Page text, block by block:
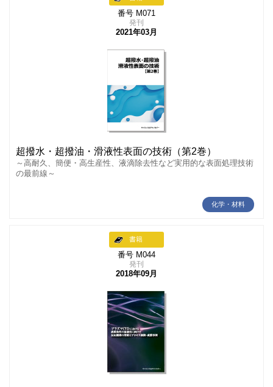
番号 M071
発刊
2021年03月
超撥水・超撥油・滑液性表面の技術（第2巻）
～高耐久、簡便・高生産性、液滴除去性など実用的な表面処理技術
の最前線～
化学・材料
書籍
番号 M044
発刊
2018年09月